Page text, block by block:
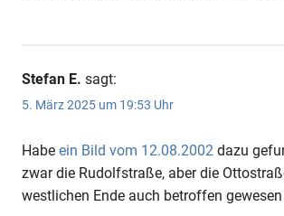
Stefan E. sagt:
5. März 2025 um 19:53 Uhr
Habe ein Bild vom 12.08.2002 dazu
zwar die Rudolfstraße, aber die
westlichen Ende auch betroffen